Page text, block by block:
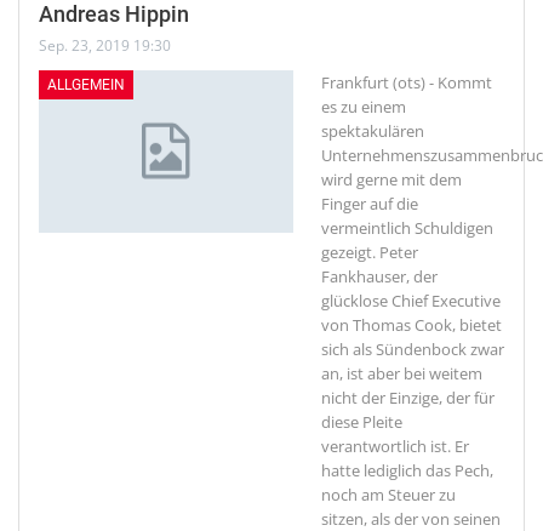
Andreas Hippin
Sep. 23, 2019 19:30
ALLGEMEIN
Frankfurt (ots) - Kommt
es zu einem
spektakulären
wird gerne mit dem
Finger auf die
vermeintlich Schuldigen
gezeigt. Peter
Fankhauser, der
glücklose Chief Executive
von Thomas Cook, bietet
sich als Sündenbock zwar
an, ist aber bei weitem
nicht der Einzige, der für
diese Pleite
verantwortlich ist. Er
hatte lediglich das Pech,
noch am Steuer zu
sitzen, als der von seinen